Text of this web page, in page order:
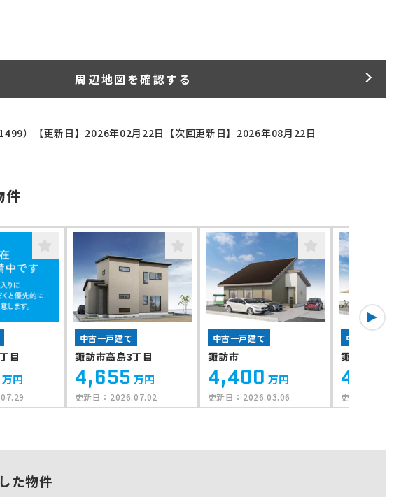
周辺地図を確認する
） 【更新日】2026年02月22日 【次回更新日】2026年08月22日
件
目
万円
中古一戸建て
諏訪市高島3丁目
4,655 万円
更新日： 2026.07.02
中古一戸建て
諏訪市
4,400 万円
更新日： 2026.03.06
中古一戸建て
諏訪市高島3丁目
4,290
更新日：
た物件